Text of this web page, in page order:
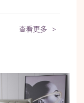
查看更多 >